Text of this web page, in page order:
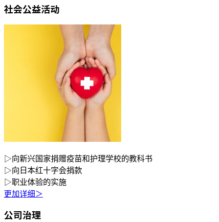
社会公益活动
▷向新兴国家捐赠疫苗和护理学校的教科书
▷向日本红十字会捐款
▷职业体验的实施
更加详细＞
公司治理